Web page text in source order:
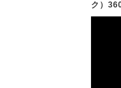
ク）